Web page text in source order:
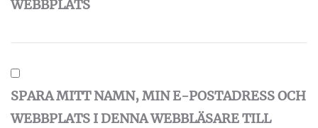
WEBBPLATS
SPARA MITT NAMN, MIN E-POSTADRESS OCH
WEBBPLATS I DENNA WEBBLÄSARE TILL